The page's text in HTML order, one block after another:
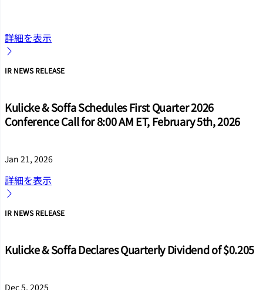
詳細を表示
IR NEWS RELEASE
Kulicke & Soffa Schedules First Quarter 2026
Conference Call for 8:00 AM ET, February 5th, 2026
Jan 21, 2026
詳細を表示
IR NEWS RELEASE
Kulicke & Soffa Declares Quarterly Dividend of $0.205
Dec 5, 2025